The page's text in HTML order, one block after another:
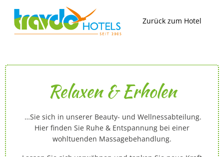
springen
Zurück zum Hotel
Relaxen & Erholen
…Sie sich in unserer Beauty- und Wellnessabteilung.
Hier finden Sie Ruhe & Entspannung bei einer
wohltuenden Massagebehandlung.